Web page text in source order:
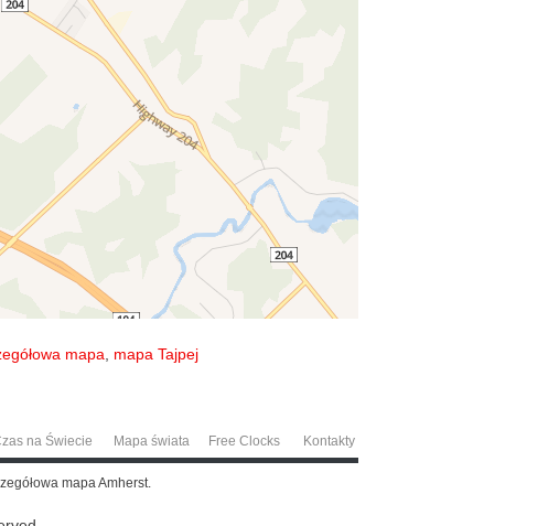
mapa mapa Tajpej
na Świecie Mapa świata Free Clocks Kontakty
mapa Amherst.